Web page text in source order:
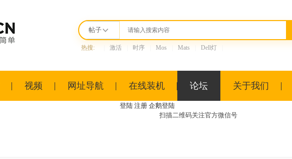
帖子
热搜: 激活 时序 Mos Mats Dell灯
视频 网址导航 在线装机 论坛 关于我们
登陆 注册 企鹅登陆
扫描二维码关注官方微信号